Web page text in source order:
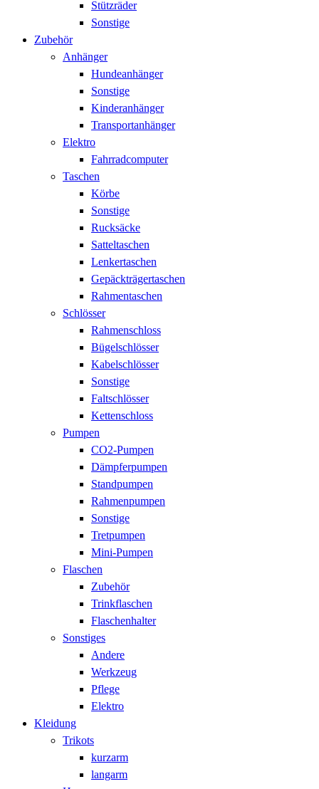
Stützräder
Sonstige
Zubehör
Anhänger
Hundeanhänger
Sonstige
Kinderanhänger
Transportanhänger
Elektro
Fahrradcomputer
Taschen
Körbe
Sonstige
Rucksäcke
Satteltaschen
Lenkertaschen
Gepäckträgertaschen
Rahmentaschen
Schlösser
Rahmenschloss
Bügelschlösser
Kabelschlösser
Sonstige
Faltschlösser
Kettenschloss
Pumpen
CO2-Pumpen
Dämpferpumpen
Standpumpen
Rahmenpumpen
Sonstige
Tretpumpen
Mini-Pumpen
Flaschen
Zubehör
Trinkflaschen
Flaschenhalter
Sonstiges
Andere
Werkzeug
Pflege
Elektro
Kleidung
Trikots
kurzarm
langarm